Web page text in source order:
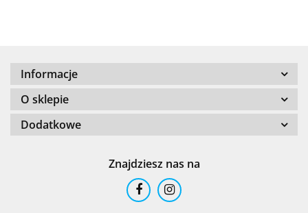
101 INC
Informacje
O sklepie
Dodatkowe
Znajdziesz nas na